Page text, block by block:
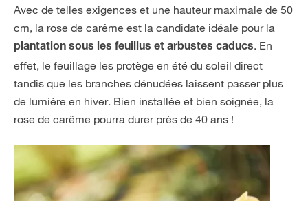
Avec de telles exigences et une hauteur maximale de 50
cm, la rose de carême est la candidate idéale pour la
plantation sous les feuillus et arbustes caducs. En
effet, le feuillage les protège en été du soleil direct
tandis que les branches dénudées laissent passer plus
de lumière en hiver. Bien installée et bien soignée, la
rose de carême pourra durer près de 40 ans !